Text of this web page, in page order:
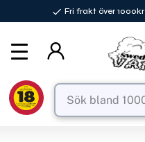
Fri frakt över 1000kr